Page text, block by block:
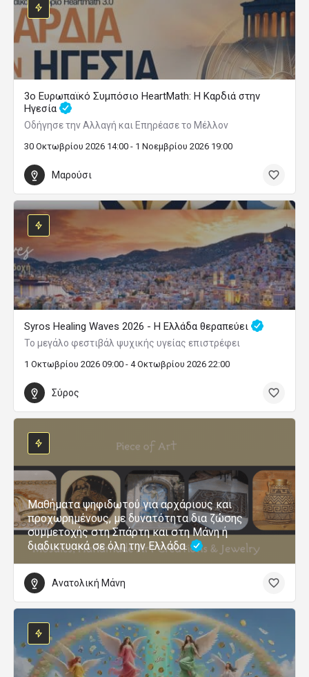
3ο Ευρωπαϊκό Συμπόσιο HeartMath: Η Καρδιά στην
Ηγεσία
Οδήγησε την Αλλαγή και Επηρέασε το Μέλλον
30 Οκτωβρίου 2026 14:00 - 1 Νοεμβρίου 2026 19:00
Μαρούσι
Syros Healing Waves 2026 - Η Ελλάδα θεραπεύει
Το μεγάλο φεστιβάλ ψυχικής υγείας επιστρέφει
1 Οκτωβρίου 2026 09:00 - 4 Οκτωβρίου 2026 22:00
Σύρος
Μαθήματα ψηφιδωτού για αρχάριους και
προχωρημένους, με δυνατότητα δια ζώσης
συμμετοχής στη Σπάρτη και στη Μάνη ή
διαδικτυακά σε όλη την Ελλάδα.
Ανατολική Μάνη